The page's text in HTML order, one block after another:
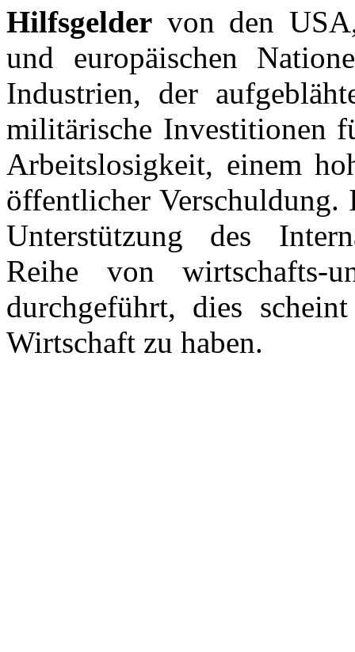
Hilfsgelder von den
und europäischen
Industrien, der
militärische Investitionen
Arbeitslosigkeit, einem
öffentlicher Verschuldung.
Unterstützung des
Reihe von wirtschafts-
durchgeführt, dies
Wirtschaft zu haben.